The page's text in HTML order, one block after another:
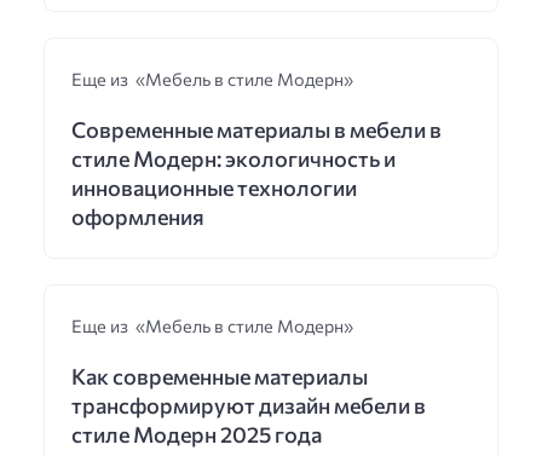
Еще из «Мебель в стиле Модерн»
Современные материалы в мебели в
стиле Модерн: экологичность и
инновационные технологии
оформления
Еще из «Мебель в стиле Модерн»
Как современные материалы
трансформируют дизайн мебели в
стиле Модерн 2025 года